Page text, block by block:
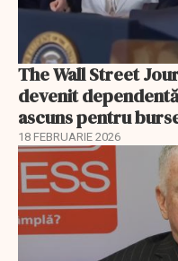
The Wall Street
devenit
ascuns pentru
18 FEBRUARIE 2026
EXCLUSIV